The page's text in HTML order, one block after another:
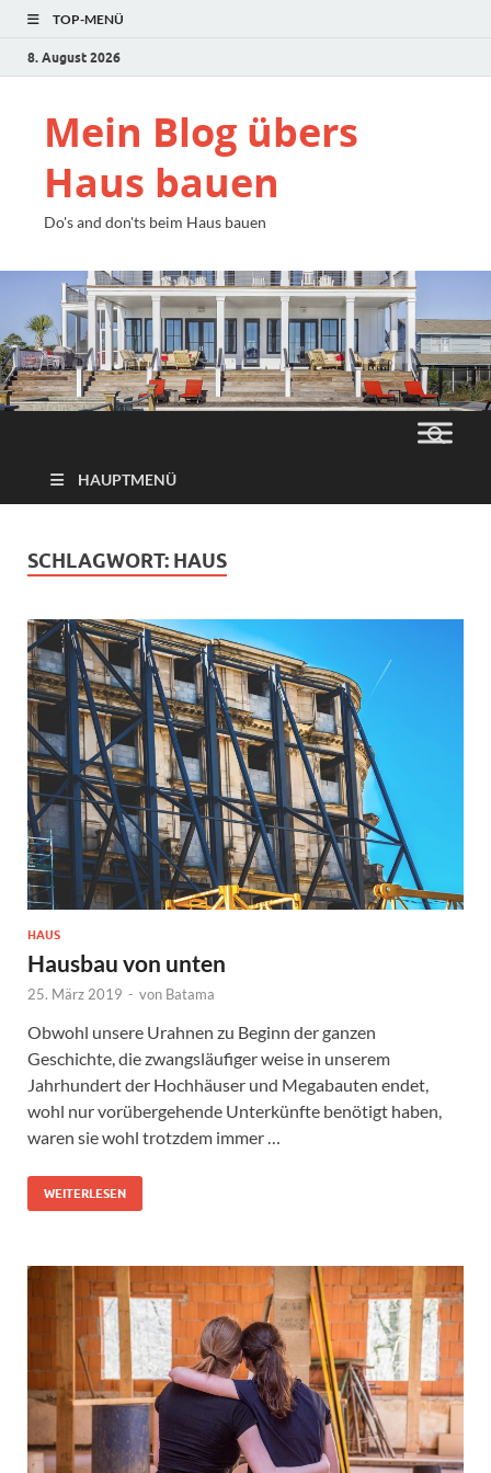
TOP-MENÜ
8. August 2026
Mein Blog übers
Haus bauen
Do's and don'ts beim Haus bauen
HAUPTMENÜ
SCHLAGWORT: HAUS
HAUS
Hausbau von unten
25. März 2019 - von Batama
Obwohl unsere Urahnen zu Beginn der ganzen
Geschichte, die zwangsläufiger weise in unserem
Jahrhundert der Hochhäuser und Megabauten endet,
wohl nur vorübergehende Unterkünfte benötigt haben,
waren sie wohl trotzdem immer …
WEITERLESEN